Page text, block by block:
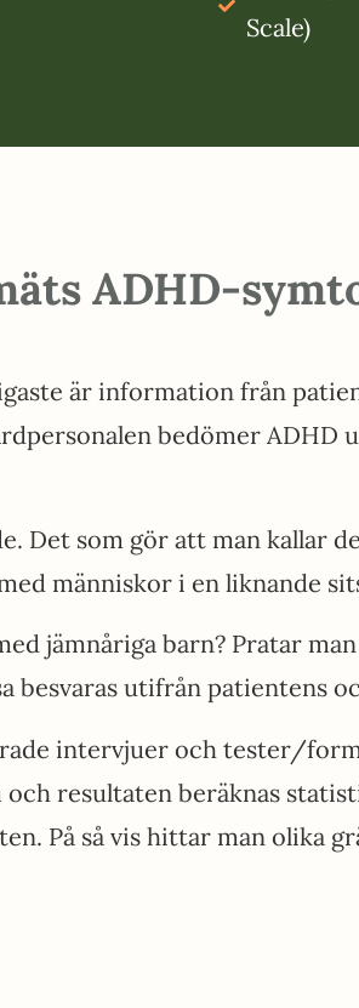
Scale)
ADHD-
är information från
bedömer
Det som gör att man kallar
människor i en liknande
jämnåriga barn? Pratar
besvaras utifrån patientens
intervjuer och tester/
och resultaten beräknas
På så vis hittar man olika